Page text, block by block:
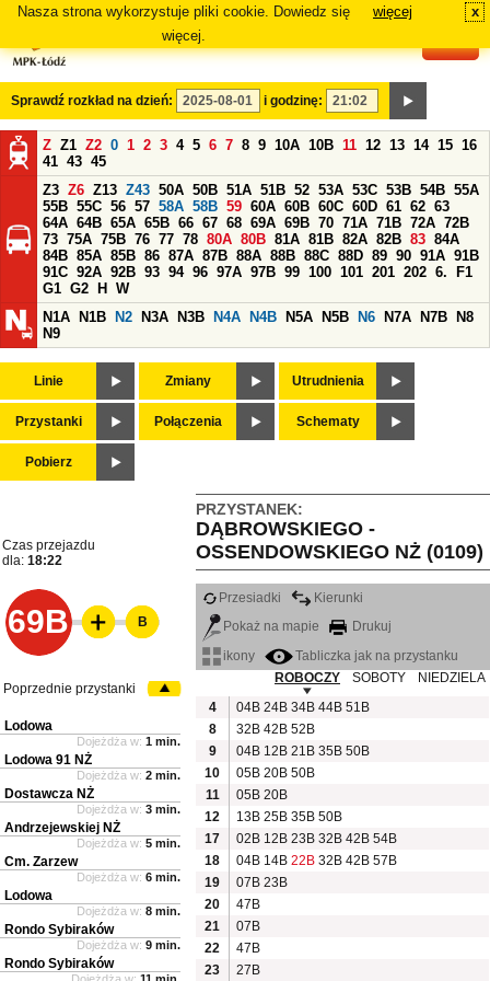
Nasza strona wykorzystuje pliki cookie. Dowiedz się
więcej.
więcej x
Sprawdź rozkład na dzień: i godzinę:
Z Z1 Z2 0 1 2 3 4 5 6 7 8 9 10A 10B 11 12 13 14 15 16
41 43 45
Z3 Z6 Z13 Z43 50A 50B 51A 51B 52 53A 53C 53B 54B 55A
55B 55C 56 57 58A 58B 59 60A 60B 60C 60D 61 62 63
64A 64B 65A 65B 66 67 68 69A 69B 70 71A 71B 72A 72B
73 75A 75B 76 77 78 80A 80B 81A 81B 82A 82B 83 84A
84B 85A 85B 86 87A 87B 88A 88B 88C 88D 89 90 91A 91B
91C 92A 92B 93 94 96 97A 97B 99 100 101 201 202 6.
F1
G1 G2 H
W
N1A
N1B N2 N3A N3B N4A N4B N5A N5B N6 N7A N7B
N8
N9
Linie Zmiany Utrudnienia
Przystanki Połączenia Schematy
Pobierz
PRZYSTANEK:
DĄBROWSKIEGO -
OSSENDOWSKIEGO NŻ (0109)
Czas przejazdu
dla: 18:22
69B
Przesiadki
Kierunki
Pokaż na mapie
Drukuj
ikony
Tabliczka jak na przystanku
ROBOCZY
SOBOTY
NIEDZIELA
4
04B 24B 34B 44B 51B
8
32B 42B 52B
9
04B 12B 21B 35B 50B
10
05B 20B 50B
11
05B 20B
12
13B 25B 35B 50B
17
02B 12B 23B 32B 42B 54B
18
04B 14B 22B 32B 42B 57B
19
07B 23B
20
47B
21
07B
22
47B
23
27B
B
Poprzednie przystanki
Lodowa
Dojeżdża w: 1 min.
Lodowa 91 NŻ
Dojeżdża w: 2 min.
Dostawcza NŻ
Dojeżdża w: 3 min.
Andrzejewskiej NŻ
Dojeżdża w: 5 min.
Cm. Zarzew
Dojeżdża w: 6 min.
Lodowa
Dojeżdża w: 8 min.
Rondo Sybiraków
Dojeżdża w: 9 min.
Rondo Sybiraków